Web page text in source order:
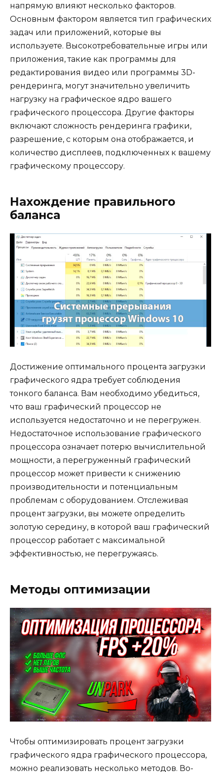
напрямую влияют несколько факторов.
Основным фактором является тип графических
задач или приложений, которые вы
используете. Высокотребовательные игры или
приложения, такие как программы для
редактирования видео или программы 3D-
рендеринга, могут значительно увеличить
нагрузку на графическое ядро ​​вашего
графического процессора. Другие факторы
включают сложность рендеринга графики,
разрешение, с которым она отображается, и
количество дисплеев, подключенных к вашему
графическому процессору.
Нахождение правильного
баланса
Достижение оптимального процента загрузки
графического ядра требует соблюдения
тонкого баланса. Вам необходимо убедиться,
что ваш графический процессор не
используется недостаточно и не перегружен.
Недостаточное использование графического
процессора означает потерю вычислительной
мощности, а перегруженный графический
процессор может привести к снижению
производительности и потенциальным
проблемам с оборудованием. Отслеживая
процент загрузки, вы можете определить
золотую середину, в которой ваш графический
процессор работает с максимальной
эффективностью, не перегружаясь.
Методы оптимизации
Чтобы оптимизировать процент загрузки
графического ядра графического процессора,
можно реализовать несколько методов. Во-